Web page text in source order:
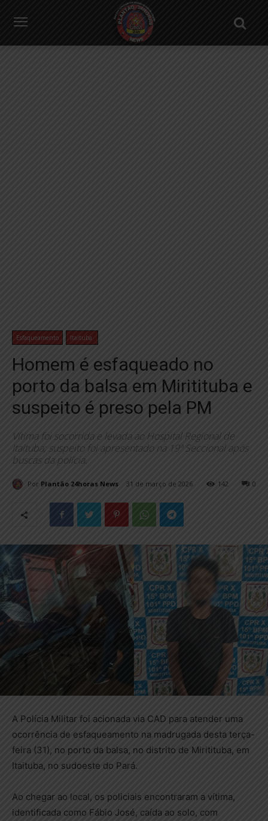
Esfaqueamento Itaituba
Homem é esfaqueado no
porto da balsa em Miritituba e
suspeito é preso pela PM
Vítima foi socorrida e levada ao Hospital Regional de
Itaituba; suspeito foi apresentado na 19ª Seccional após
buscas da polícia.
Por Plantão 24horas News 31 de março de 2026 0
142
A Polícia Militar foi acionada via CAD para atender uma
ocorrência de esfaqueamento na madrugada desta terça-
feira (31), no porto da balsa, no distrito de Miritituba, em
Itaituba, no sudoeste do Pará.
Ao chegar ao local, os policiais encontraram a vítima,
identificada como Fábio José, caída ao solo, com